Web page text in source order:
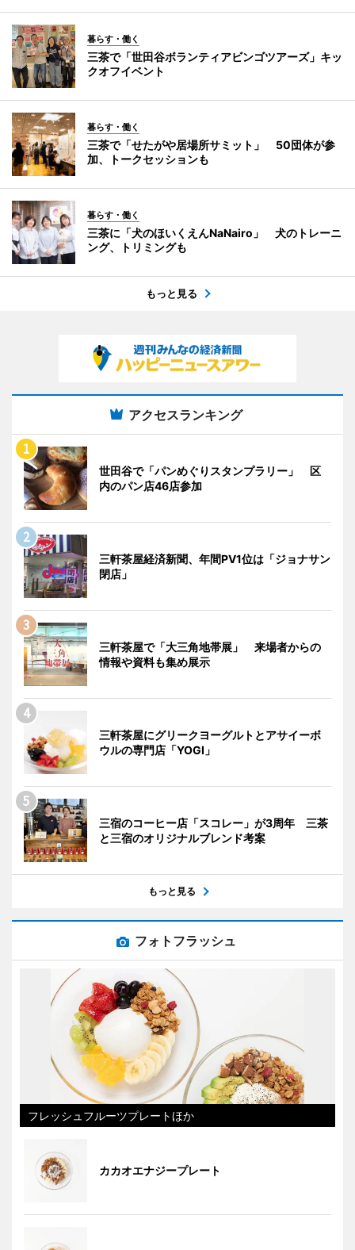
暮らす・働く
三茶で「世田谷ボランティアビンゴツアーズ」キッ
クオフイベント
暮らす・働く
三茶で「せたがや居場所サミット」 50団体が参
加、トークセッションも
暮らす・働く
三茶に「犬のほいくえんNaNairo」 犬のトレーニ
ング、トリミングも
もっと見る
アクセスランキング
世田谷で「パンめぐりスタンプラリー」 区
内のパン店46店参加
三軒茶屋経済新聞、年間PV1位は「ジョナサン
閉店」
三軒茶屋で「大三角地帯展」 来場者からの
情報や資料も集め展示
三軒茶屋にグリークヨーグルトとアサイーボ
ウルの専門店「YOGI」
三宿のコーヒー店「スコレー」が3周年 三茶
と三宿のオリジナルブレンド考案
もっと見る
フォトフラッシュ
フレッシュフルーツプレートほか
カカオエナジープレート